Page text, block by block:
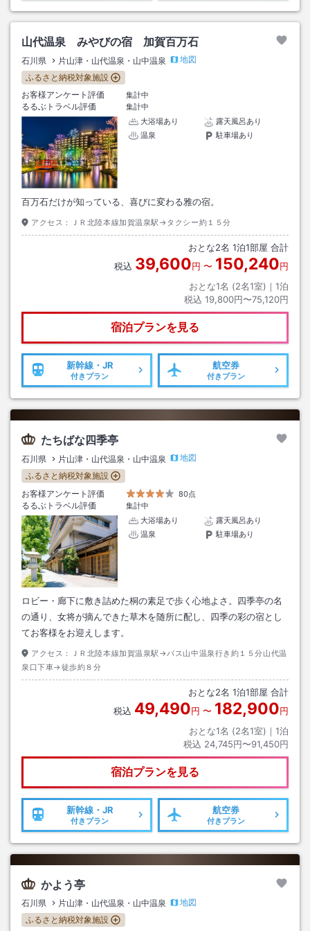
山代温泉 みやびの宿 加賀百万石
石川県 片山津・山代温泉・山中温泉
地図
ふるさと納税対象施設
お客様アンケート評価
集計中
るるぶトラベル評価
集計中
大浴場あり
露天風呂あり
温泉
駐車場あり
百万石だけが知っている、喜びに変わる雅の宿。
アクセス： ＪＲ北陸本線加賀温泉駅→タクシー約１５分
おとな2名 1泊1部屋 合計
税込 39,600円 〜 150,240円
おとな1名 (2名1室)｜ 1泊
税込 19,800円〜75,120円
宿泊プランを見る
新幹線・JR
付きプラン
航空券
付きプラン
たちばな四季亭
石川県 片山津・山代温泉・山中温泉
地図
ふるさと納税対象施設
お客様アンケート評価
80点
るるぶトラベル評価
集計中
大浴場あり
露天風呂あり
温泉
駐車場あり
ロビー・廊下に敷き詰めた桐の素足で歩く心地よさ。四季亭の名
の通り、女将が摘んできた草木を随所に配し、四季の彩の宿とし
てお客様をお迎えします。
アクセス：
ＪＲ北陸本線加賀温泉駅→バス山中温泉行き約１５分山代温
泉口下車→徒歩約８分
おとな2名 1泊1部屋 合計
税込 49,490円 〜 182,900円
おとな1名 (2名1室)｜ 1泊
税込 24,745円〜91,450円
宿泊プランを見る
新幹線・JR
付きプラン
航空券
付きプラン
かよう亭
石川県 片山津・山代温泉・山中温泉
地図
ふるさと納税対象施設